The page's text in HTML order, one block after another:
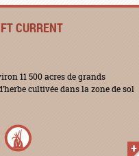
CURRENT
11 500 acres de grands
cultivée dans la zone de sol